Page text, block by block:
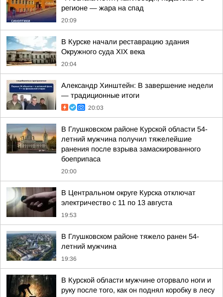
регионе — жара на спад
20:09
В Курске начали реставрацию здания
Окружного суда XIX века
20:04
Александр Хинштейн: В завершение недели
— традиционные итоги
20:03
В Глушковском районе Курской области 54-
летний мужчина получил тяжелейшие
ранения после взрыва замаскированного
боеприпаса
20:00
В Центральном округе Курска отключат
электричество с 11 по 13 августа
19:53
В Глушковском районе тяжело ранен 54-
летний мужчина
19:36
В Курской области мужчине оторвало ноги и
руку после того, как он поднял коробку в лесу